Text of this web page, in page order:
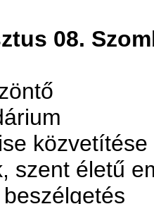
08.
közvetítése
szent életű